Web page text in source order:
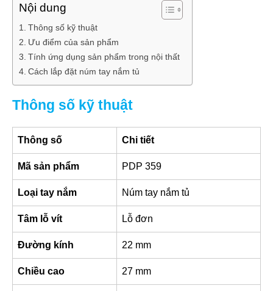
Nội dung
Thông số kỹ thuật
Ưu điểm của sản phẩm
Tính ứng dụng sản phẩm trong nội thất
Cách lắp đặt núm tay nắm tủ
Thông số kỹ thuật
Thông số Chi tiết
Mã sản phẩm PDP 359
Loại tay nắm Núm tay nắm tủ
Tâm lỗ vít Lỗ đơn
Đường kính 22 mm
Chiều cao 27 mm